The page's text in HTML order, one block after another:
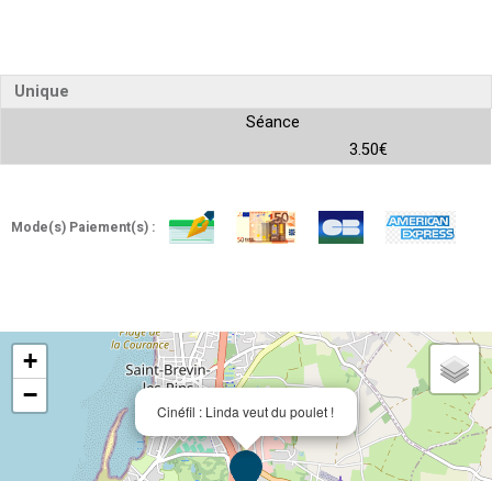
Unique
Séance
3.50€
Mode(s) Paiement(s) :
Cinéfil : Linda veut du poulet !
+
−